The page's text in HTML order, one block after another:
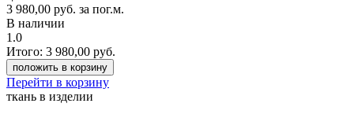
3 980,00 руб. за пог.м.
В наличии
1.0
Итого: 3 980,00 руб.
положить в корзину
Перейти в корзину
ткань в изделии